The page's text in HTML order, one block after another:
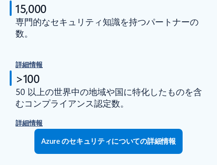
15,000
専門的なセキュリティ知識を持つパートナーの
数。
詳細情報
>100
50 以上の世界中の地域や国に特化したものを含
むコンプライアンス認定数。
詳細情報
Azure のセキュリティについての詳細情報